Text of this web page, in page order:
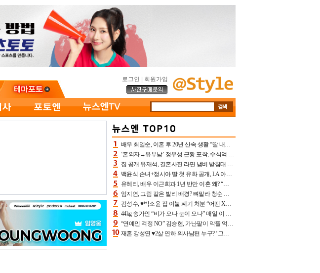
로그인 회원가입
배우 최일순, 이혼 후 20년 산속 생활 “딸 내가 버렸다고 원망‥맘 아파”(특종)[어제TV]
‘혼외자→유부남’ 정우성 근황 포착, 수식억 해킹 피해 후배 만났다 “존경하는”
집 공개 유재석, 결혼사진 라면 냄비 받침대 되고 분노‥가족사진도 피해(놀뭐)[어제TV]
백윤식 손녀+정시아 딸 첫 유화 공개, LA 아트쇼→서울국제조각페스타 작가다운 수준급 실력
유혜리, 배우 이근희과 1년 반만 이혼 왜? “식칼 꽂고 의자 던져” 충격 폭로(특종)[어제TV]
임지연, 그림 같은 발리 배경? 뼈말라 청순 비키니 핏에 상대 안 되네
김성수, ♥박소윤 집 이불 폐기 처분 “어떤 X이랑 썼을지 몰라” 질투(신랑수업2)[어제TV]
44kg 송가인 “비가 오나 눈이 오나” 매일 이 운동, 허벅지 근육량 상승+체지방 감소
“연예인 걱정 NO” 김승현, 가난팔이 악플 억울할만‥아내+딸과 日 여행
재혼 강성연 ♥2살 연하 의사남편 누구? ‘그알’ 자문의에 훈남 비주얼 초엘리트 스펙 [종합]